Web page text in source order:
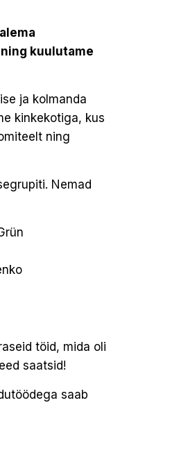
kuulutame
ja kolmanda
kinkekotiga, kus
ning
Nemad
töid, mida oli
saatsid!
saab